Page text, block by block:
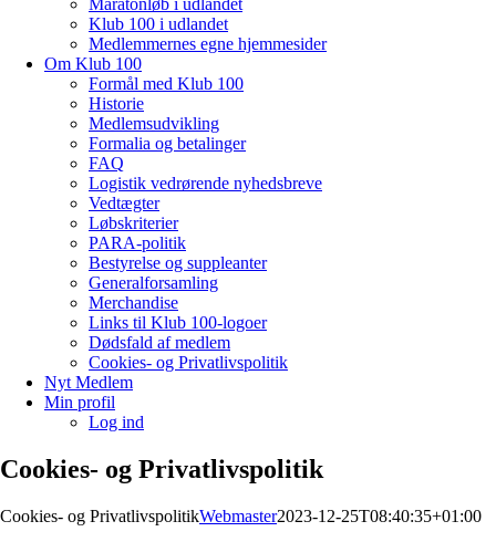
Maratonløb i udlandet
Klub 100 i udlandet
Medlemmernes egne hjemmesider
Om Klub 100
Formål med Klub 100
Historie
Medlemsudvikling
Formalia og betalinger
FAQ
Logistik vedrørende nyhedsbreve
Vedtægter
Løbskriterier
PARA-politik
Bestyrelse og suppleanter
Generalforsamling
Merchandise
Links til Klub 100-logoer
Dødsfald af medlem
Cookies- og Privatlivspolitik
Nyt Medlem
Min profil
Log ind
Cookies- og Privatlivspolitik
Cookies- og PrivatlivspolitikWebmaster2023-12-25T08:40:35+01:00